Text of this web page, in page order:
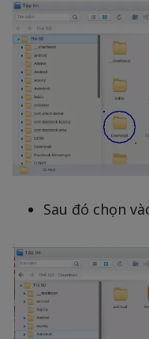
Sau đó chọn